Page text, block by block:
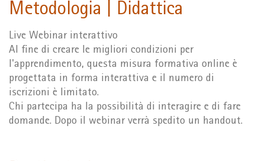
Metodologia | Didattica
Live Webinar interattivo
Al fine di creare le migliori condizioni per
l'apprendimento, questa misura formativa online è
progettata in forma interattiva e il numero di
iscrizioni è limitato.
Chi partecipa ha la possibilità di interagire e di fare
domande. Dopo il webinar verrà spedito un handout.